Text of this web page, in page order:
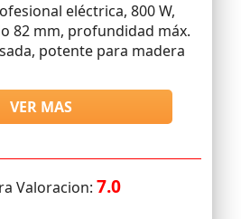
eléctrica, 800 W,
82 mm, profundidad máx.
potente para madera
VER MAS
Valoracion: 7.0